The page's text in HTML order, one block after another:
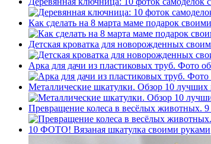
Как сделать на 8 марта маме подарок
Детская кроватка для новорожденных
Арка для дачи из пластиковых труб. Фото
Металлические шкатулки. Обзор 10 лучших
Превращение колеса в весёлых животных.
10 ФОТО! Вязаная шкатулка своими руками